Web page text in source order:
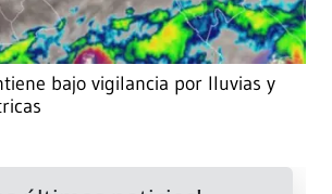
bajo vigilancia por lluvias y